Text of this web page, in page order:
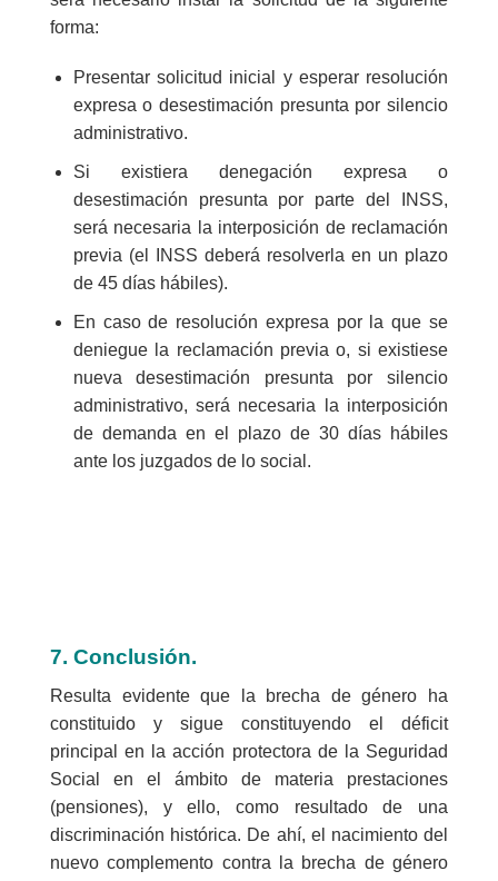
forma:
Presentar solicitud inicial y esperar resolución
expresa o desestimación presunta por silencio
administrativo.
Si existiera denegación expresa o
desestimación presunta por parte del INSS,
será necesaria la interposición de reclamación
previa (el INSS deberá resolverla en un plazo
de 45 días hábiles).
En caso de resolución expresa por la que se
deniegue la reclamación previa o, si existiese
nueva desestimación presunta por silencio
administrativo, será necesaria la interposición
de demanda en el plazo de 30 días hábiles
ante los juzgados de lo social.
7. Conclusión.
Resulta evidente que la brecha de género ha
constituido y sigue constituyendo el déficit
principal en la acción protectora de la Seguridad
Social en el ámbito de materia prestaciones
(pensiones), y ello, como resultado de una
discriminación histórica. De ahí, el nacimiento del
nuevo complemento contra la brecha de género